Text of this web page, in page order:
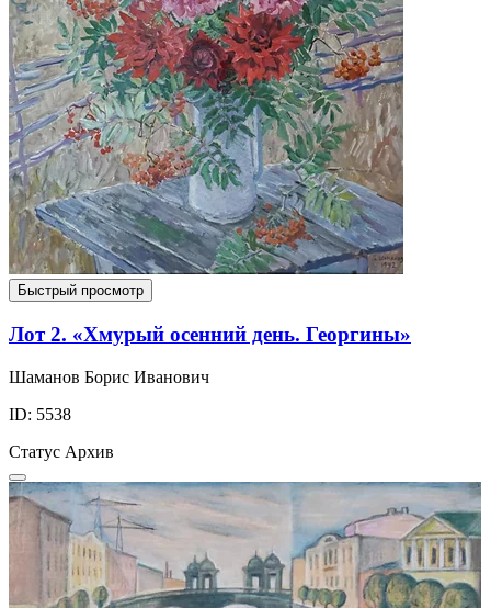
Быстрый просмотр
Лот 2. «Хмурый осенний день. Георгины»
Шаманов Борис Иванович
ID: 5538
Статус Архив